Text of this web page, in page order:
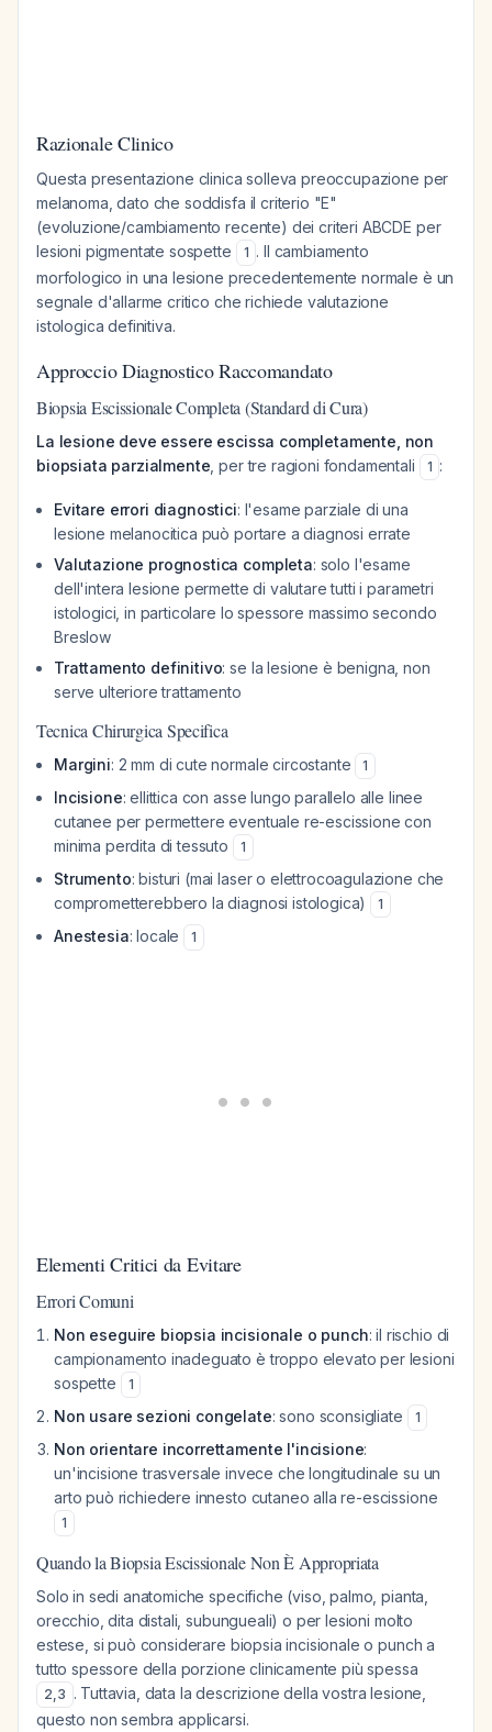
Razionale Clinico
Questa presentazione clinica solleva preoccupazione per
melanoma, dato che soddisfa il criterio "E"
(evoluzione/cambiamento recente) dei criteri ABCDE per
lesioni pigmentate sospette
1 . Il cambiamento
morfologico in una lesione precedentemente normale è un
segnale d'allarme critico che richiede valutazione
istologica definitiva.
Approccio Diagnostico Raccomandato
Biopsia Escissionale Completa (Standard di Cura)
La lesione deve essere escissa completamente, non
biopsiata parzialmente , per tre ragioni fondamentali 1 :
Evitare errori diagnostici: l'esame parziale di una
lesione melanocitica può portare a diagnosi errate
Valutazione prognostica completa: solo l'esame
dell'intera lesione permette di valutare tutti i parametri
istologici, in particolare lo spessore massimo secondo
Breslow
Trattamento definitivo: se la lesione è benigna, non
serve ulteriore trattamento
Tecnica Chirurgica Specifica
Margini: 2 mm di cute normale circostante 1
Incisione: ellittica con asse lungo parallelo alle linee
cutanee per permettere eventuale re-escissione con
minima perdita di tessuto
1
Strumento: bisturi (mai laser o elettrocoagulazione che
comprometterebbero la diagnosi istologica)
1
Anestesia: locale 1
Elementi Critici da Evitare
Errori Comuni
Non eseguire biopsia incisionale o punch: il rischio di
campionamento inadeguato è troppo elevato per lesioni
sospette
1
Non usare sezioni congelate: sono sconsigliate 1
Non orientare incorrettamente l'incisione:
un'incisione trasversale invece che longitudinale su un
arto può richiedere innesto cutaneo alla re-escissione
1
Quando la Biopsia Escissionale Non È Appropriata
Solo in sedi anatomiche specifiche (viso, palmo, pianta,
orecchio, dita distali, subungueali) o per lesioni molto
estese, si può considerare biopsia incisionale o punch a
tutto spessore della porzione clinicamente più spessa
2,3 . Tuttavia, data la descrizione della vostra lesione,
questo non sembra applicarsi.